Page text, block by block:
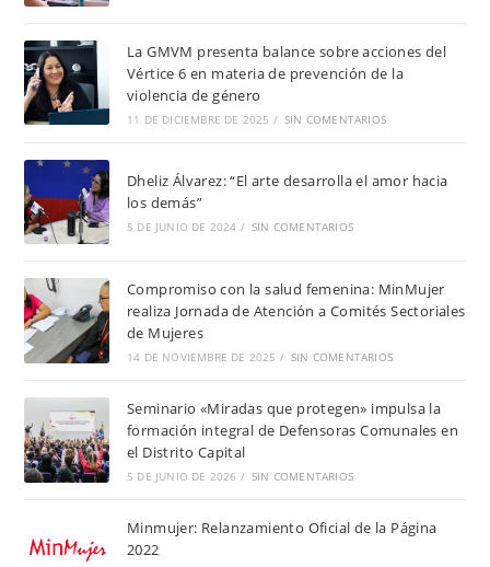
La GMVM presenta balance sobre acciones del
Vértice 6 en materia de prevención de la
violencia de género
11 DE DICIEMBRE DE 2025 / SIN COMENTARIOS
Dheliz Álvarez: “El arte desarrolla el amor hacia
los demás”
5 DE JUNIO DE 2024 / SIN COMENTARIOS
Compromiso con la salud femenina: MinMujer
realiza Jornada de Atención a Comités Sectoriales
de Mujeres
14 DE NOVIEMBRE DE 2025 / SIN COMENTARIOS
Seminario «Miradas que protegen» impulsa la
formación integral de Defensoras Comunales en
el Distrito Capital
5 DE JUNIO DE 2026 / SIN COMENTARIOS
Minmujer: Relanzamiento Oficial de la Página
2022